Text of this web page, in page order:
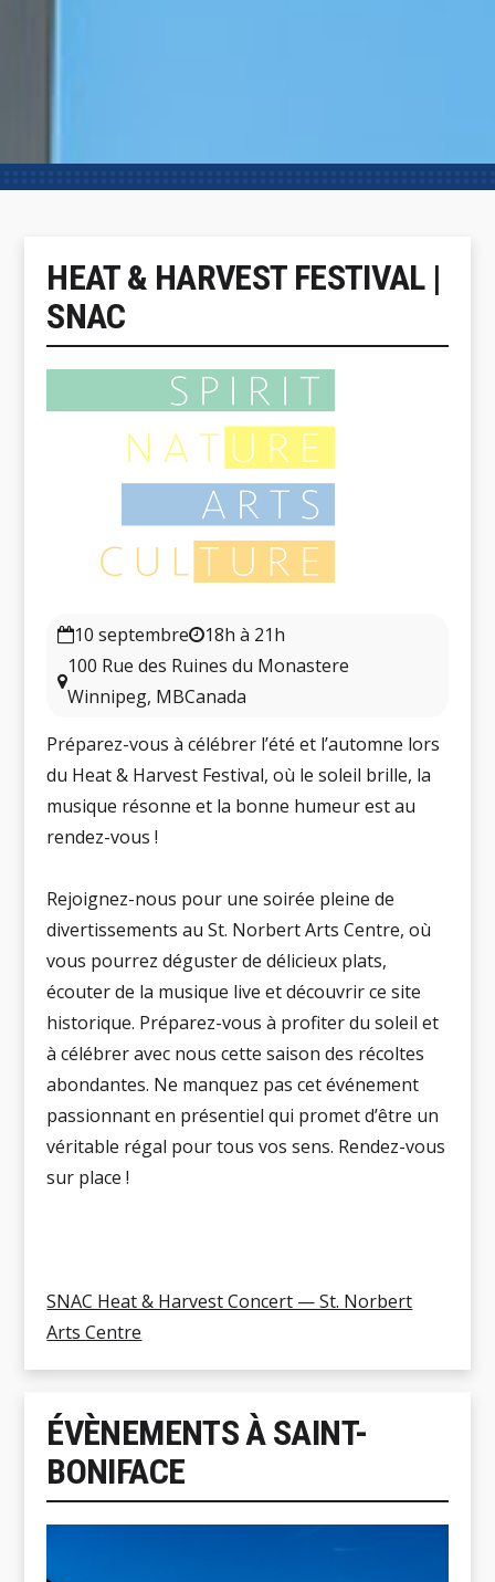
HEAT & HARVEST FESTIVAL |
SNAC
10 septembre
18h à 21h
100 Rue des Ruines du Monastere
Winnipeg, MBCanada
Préparez-vous à célébrer l’été et l’automne lors
du Heat & Harvest Festival, où le soleil brille, la
musique résonne et la bonne humeur est au
rendez-vous !
Rejoignez-nous pour une soirée pleine de
divertissements au St. Norbert Arts Centre, où
vous pourrez déguster de délicieux plats,
écouter de la musique live et découvrir ce site
historique. Préparez-vous à profiter du soleil et
à célébrer avec nous cette saison des récoltes
abondantes. Ne manquez pas cet événement
passionnant en présentiel qui promet d’être un
véritable régal pour tous vos sens. Rendez-vous
sur place !
SNAC Heat & Harvest Concert — St. Norbert
Arts Centre
ÉVÈNEMENTS À SAINT-
BONIFACE